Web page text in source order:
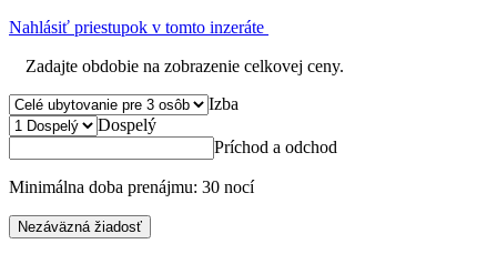
Nahlásiť priestupok v tomto inzeráte
Zadajte obdobie na zobrazenie celkovej ceny.
Izba
Dospelý
Príchod a odchod
Minimálna doba prenájmu: 30 nocí
Nezáväzná žiadosť